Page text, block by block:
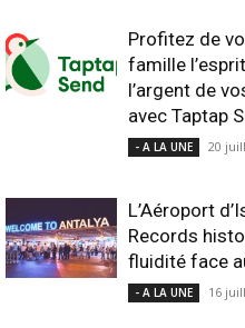
Profitez de
famille
l’argent de
avec Taptap
- A LA UNE 20
L’Aéroport
Records
fluidité face
- A LA UNE 16